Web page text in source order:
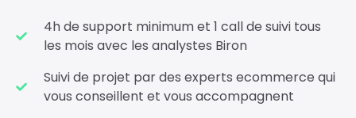
4h de support minimum et 1 call de suivi tous
les mois avec les analystes Biron
Suivi de projet par des experts ecommerce qui
vous conseillent et vous accompagnent